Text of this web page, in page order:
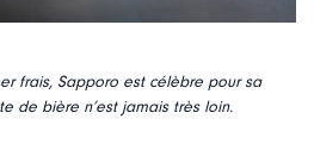
frais, Sapporo est célèbre pour sa
de bière n’est jamais très loin.